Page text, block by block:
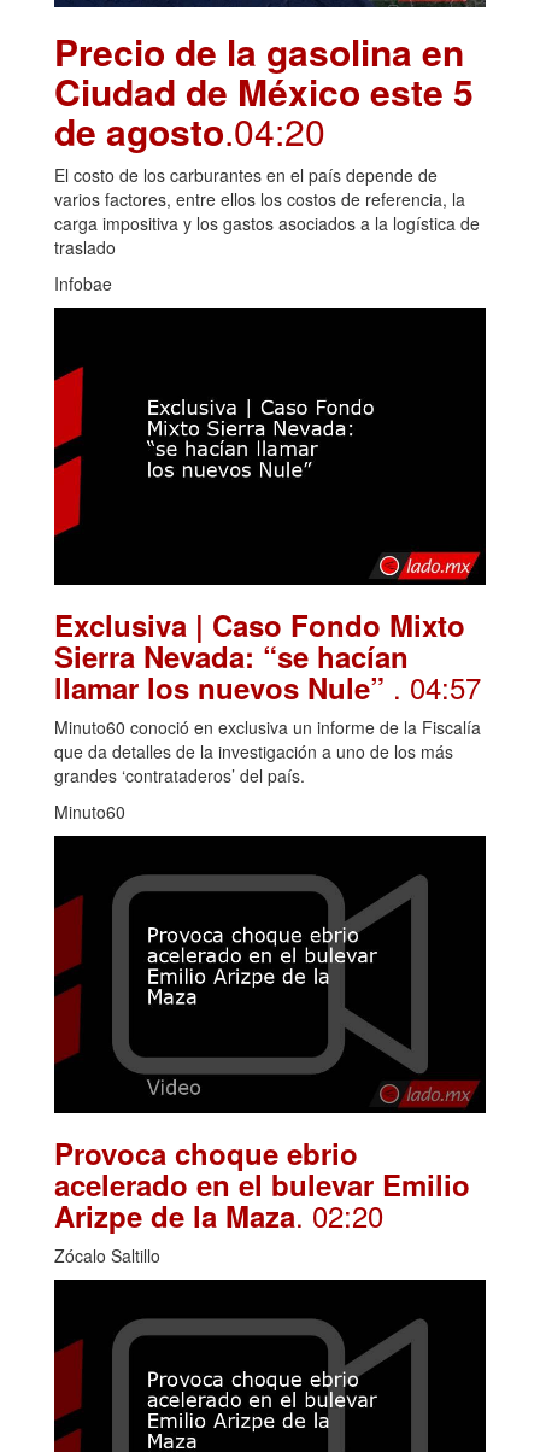
Precio de la gasolina en
Ciudad de México este 5
de agosto.04:20
El costo de los carburantes en el país depende de
varios factores, entre ellos los costos de referencia, la
carga impositiva y los gastos asociados a la logística de
traslado
Infobae
Exclusiva | Caso Fondo Mixto
Sierra Nevada: “se hacían
llamar los nuevos Nule” . 04:57
Minuto60 conoció en exclusiva un informe de la Fiscalía
que da detalles de la investigación a uno de los más
grandes ‘contrataderos’ del país.
Minuto60
Provoca choque ebrio
acelerado en el bulevar Emilio
Arizpe de la Maza. 02:20
Zócalo Saltillo